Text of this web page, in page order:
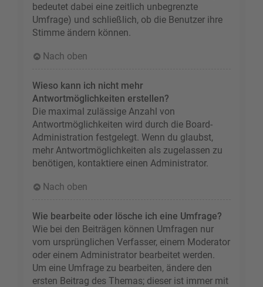
bedeutet dabei eine zeitlich unbegrenzte
Umfrage) und schließlich, ob die Benutzer ihre
Stimme ändern können.
Nach oben
Wieso kann ich nicht mehr
Antwortmöglichkeiten erstellen?
Die maximal zulässige Anzahl von
Antwortmöglichkeiten wird durch die Board-
Administration festgelegt. Wenn du glaubst,
mehr Antwortmöglichkeiten als zugelassen zu
benötigen, kontaktiere einen Administrator.
Nach oben
Wie bearbeite oder lösche ich eine Umfrage?
Wie bei den Beiträgen können Umfragen nur
vom ursprünglichen Verfasser, einem Moderator
oder einem Administrator bearbeitet werden.
Um eine Umfrage zu bearbeiten, ändere den
ersten Beitrag des Themas; dieser ist immer mit